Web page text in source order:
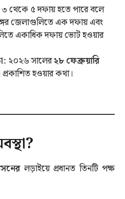
৩ থেকে ৫ দফায় হতে পারে বলে
জেলাগুলিতে এক দফায় এবং
একাধিক দফায় ভোট হওয়ার
২০২৬ সালের২৮ ফেব্রুয়ারি
হওয়ার কথা।
লড়াইয়ে প্রধানত তিনটি পক্ষ